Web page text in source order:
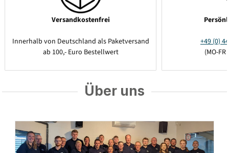
Versandkostenfrei
Innerhalb von Deutschland als Paketversand
ab 100,- Euro Bestellwert
+49 (0)
(MO-
Über uns